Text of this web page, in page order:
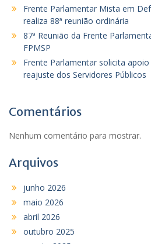
Frente Parlamentar Mista em
realiza 88ª reunião ordinária
87ª Reunião da Frente
FPMSP
Frente Parlamentar solicita
reajuste dos Servidores Públicos
Comentários
Nenhum comentário para mostrar.
Arquivos
junho 2026
maio 2026
abril 2026
outubro 2025